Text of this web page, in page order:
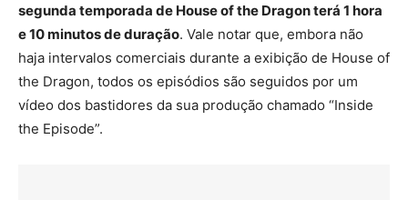
segunda temporada de House of the Dragon terá 1 hora
e 10 minutos de duração. Vale notar que, embora não
haja intervalos comerciais durante a exibição de House of
the Dragon, todos os episódios são seguidos por um
vídeo dos bastidores da sua produção chamado “Inside
the Episode”.